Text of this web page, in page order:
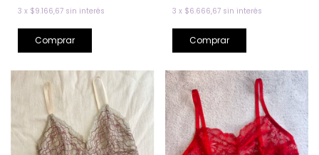
3 x $9.166,67 sin interés
Comprar
3 x $6.666,67 sin interés
Comprar